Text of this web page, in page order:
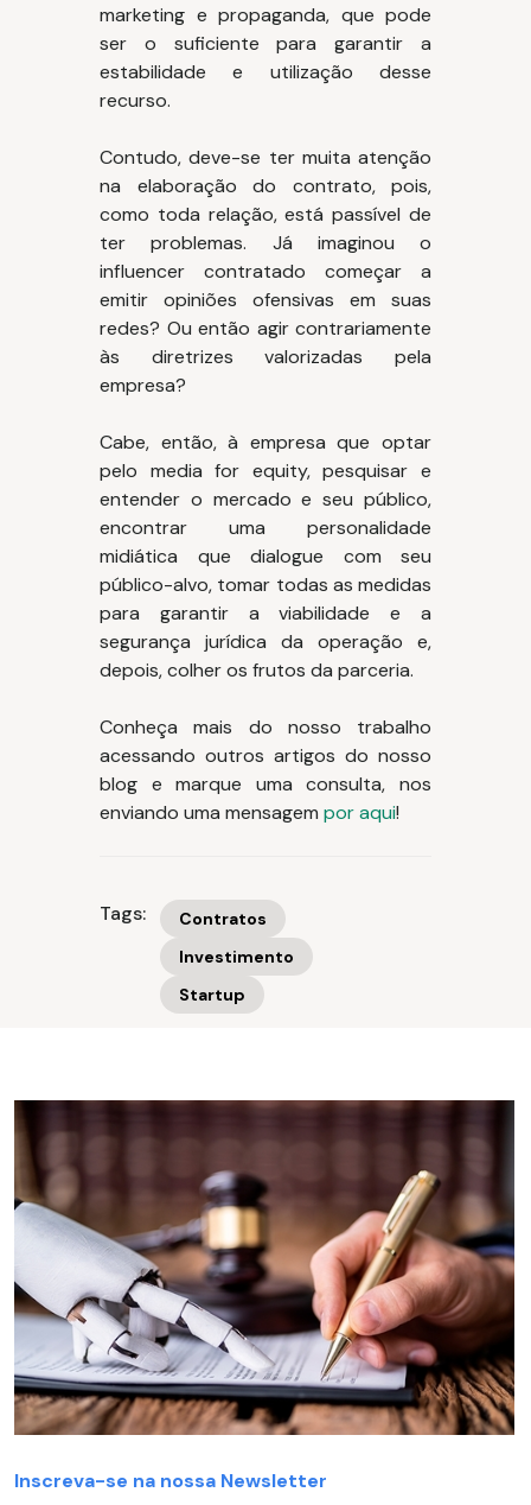
marketing e propaganda, que pode
ser o suficiente para garantir a
estabilidade e utilização desse
recurso.
Contudo, deve-se ter muita atenção
na elaboração do contrato, pois,
como toda relação, está passível de
ter problemas. Já imaginou o
influencer contratado começar a
emitir opiniões ofensivas em suas
redes? Ou então agir contrariamente
às diretrizes valorizadas pela
empresa?
Cabe, então, à empresa que optar
pelo media for equity, pesquisar e
entender o mercado e seu público,
encontrar uma personalidade
midiática que dialogue com seu
público-alvo, tomar todas as medidas
para garantir a viabilidade e a
segurança jurídica da operação e,
depois, colher os frutos da parceria.
Conheça mais do nosso trabalho
acessando outros artigos do nosso
blog e marque uma consulta, nos
enviando uma mensagem por aqui!
Tags:
Contratos
Investimento
Startup
Inscreva-se na nossa Newsletter